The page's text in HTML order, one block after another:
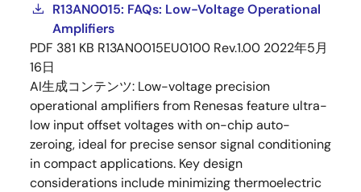
R13AN0015: FAQs: Low-Voltage Operational
Amplifiers
PDF 381 KB R13AN0015EU0100 Rev.1.00 2022年5月
16日
AI生成コンテンツ: Low-voltage precision
operational amplifiers from Renesas feature ultra-
low input offset voltages with on-chip auto-
zeroing, ideal for precise sensor signal conditioning
in compact applications. Key design
considerations include minimizing thermoelectric